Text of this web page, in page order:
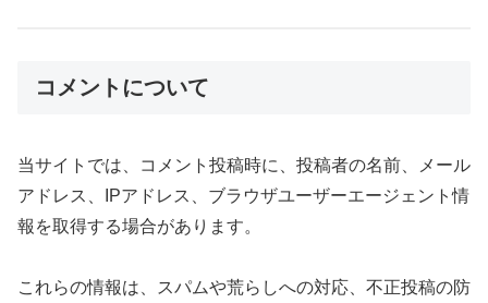
コメントについて
当サイトでは、コメント投稿時に、投稿者の名前、メール
アドレス、IPアドレス、ブラウザユーザーエージェント情
報を取得する場合があります。
これらの情報は、スパムや荒らしへの対応、不正投稿の防